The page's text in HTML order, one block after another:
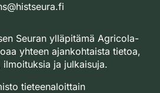
Seuran ylläpitämä Agricola-
yhteen ajankohtaista tietoa,
ilmoituksia ja julkaisuja.
tieteenaloittain